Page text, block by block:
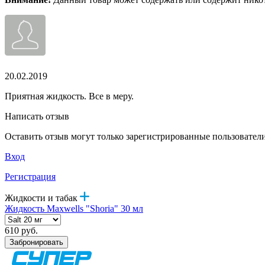
20.02.2019
Приятная жидкость. Все в меру.
Написать отзыв
Оставить отзыв могут только зарегистрированные
Вход
Регистрация
Жидкости и табак
Жидкость Maxwells "Shoria" 30 мл
610 руб.
Забронировать